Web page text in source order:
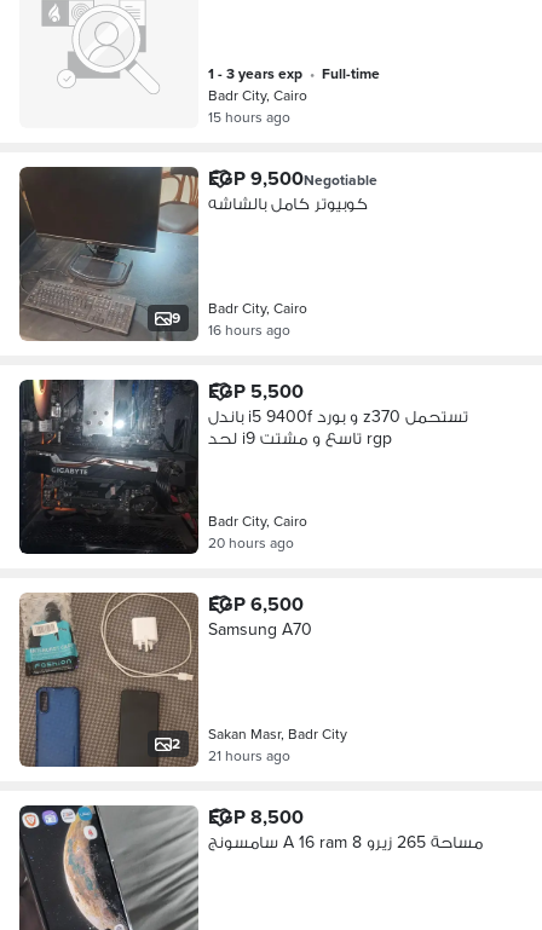
1 - 3 years exp •
full-time
Badr City, Cairo
15 hours ago
9
EGP 9,500Negotiable
كوبيوتر كامل بالشاشه
Badr City, Cairo
16 hours ago
EGP 5,500
باندل i5 9400f و بورد z370 تستحمل
لحد i9 تاسع و مشتت rgp
Badr City, Cairo
20 hours ago
2
EGP 6,500
Samsung A70
Sakan Masr, Badr City
21 hours ago
EGP 8,500
سامسونج A 16 ram 8 مساحة 265 زيرو